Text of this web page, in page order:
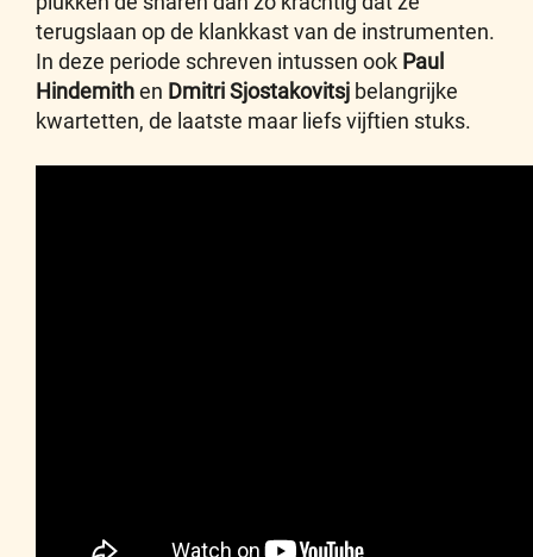
terugslaan op de klankkast van de instrumenten.
In deze periode schreven intussen ook Paul
Hindemithen DmitriSjostakovitsj belangrijke
kwartetten, de laatste maar liefs vijftien stuks.